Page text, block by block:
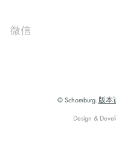
微信
© Schomburg. 版本
Design &